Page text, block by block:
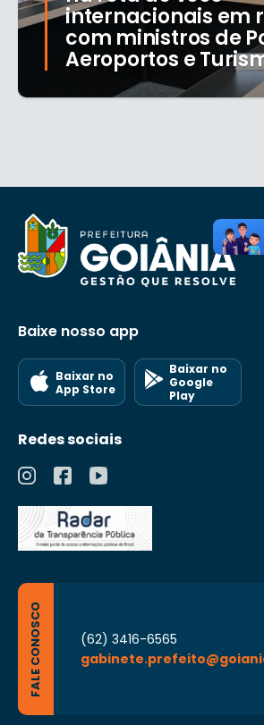
internacionais em
com ministros de
Aeroportos e
Baixe nosso app
Baixar no
App Store
Baixar no
Google
Play
Redes sociais
FALE CONOSCO
(62) 3416-6565